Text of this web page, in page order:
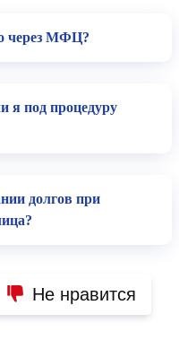
через МФЦ?
я под процедуру
долгов при
Не нравится